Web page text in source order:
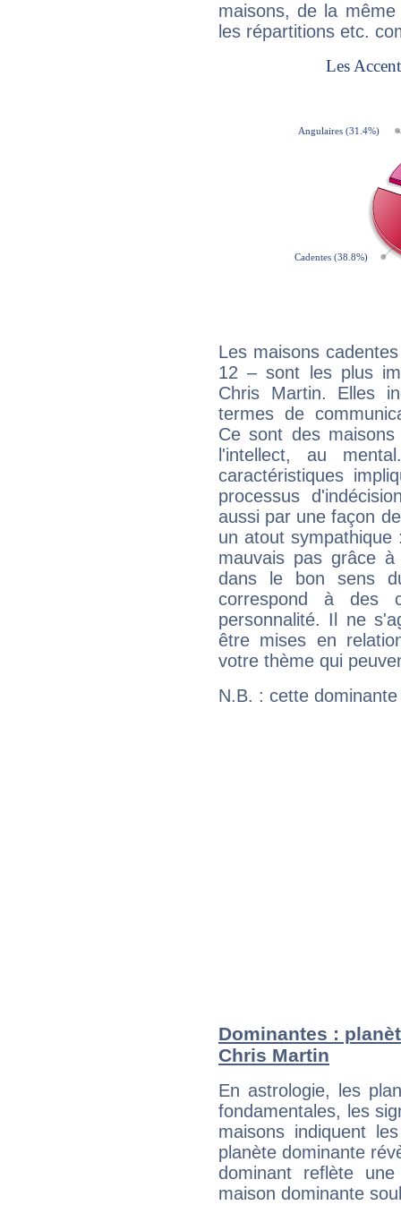
maisons, de la
les répartitions etc.
Les maisons
12 – sont les plus
Chris Martin. Elles
termes de
Ce sont des
l'intellect, au
caractéristiques
processus
aussi par une façon
un atout
mauvais pas grâce
dans le bon sens
correspond à des
personnalité. Il ne
être mises en
votre thème qui
N.B. : cette
Dominantes :
Chris Martin
En astrologie, les
fondamentales, les
maisons indiquent
planète dominante
dominant reflète
maison dominante